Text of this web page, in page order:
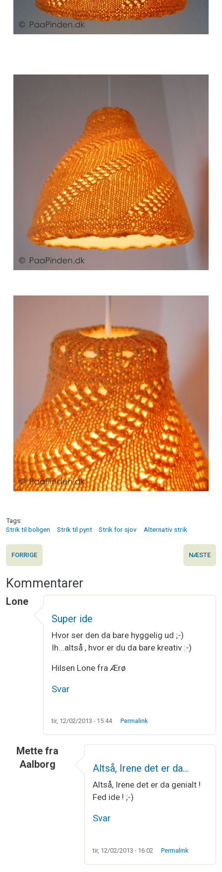
Tags
Strik til boligen
Strik til pynt Strik for sjov Alternativ strik
FORRIGE NÆSTE
Kommentarer
Lone
Super ide
Hvor ser den da bare hyggelig ud ;-)
Ih...altså , hvor er du da bare kreativ :-)
Hilsen Lone fra Ærø
Svar
tir, 12/02/2013 - 15:44 Permalink
Mette fra
Aalborg
Altså, Irene det er da…
Altså, Irene det er da genialt !
Fed ide ! ;-)
Svar
tir, 12/02/2013 - 16:02 Permalink